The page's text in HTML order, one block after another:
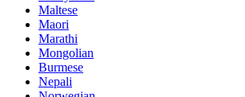
Maltese
Maori
Marathi
Mongolian
Burmese
Nepali